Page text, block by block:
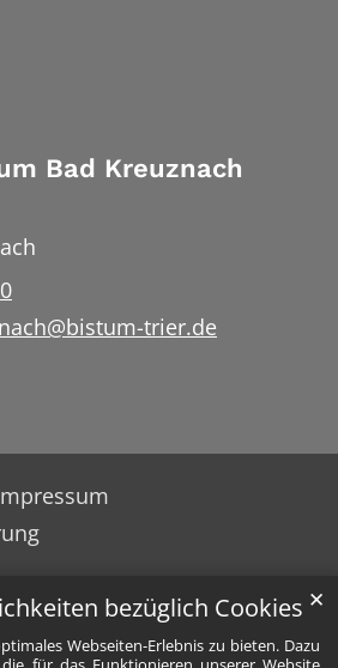
bezüglich Cookies
Webseiten-Erlebnis zu bieten. Dazu
✕
Bad Kreuznach
trier.de